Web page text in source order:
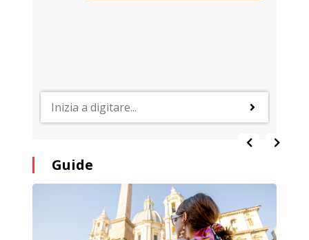
Guide